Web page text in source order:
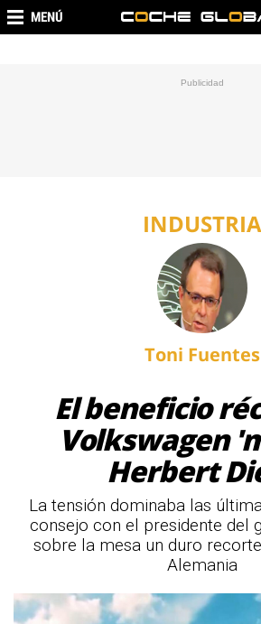
MENÚ
INDUSTRIA
Toni Fuentes
El beneficio
Volkswagen
Herbert
La tensión dominaba las
consejo con el presidente del
sobre la mesa un duro
Alemania